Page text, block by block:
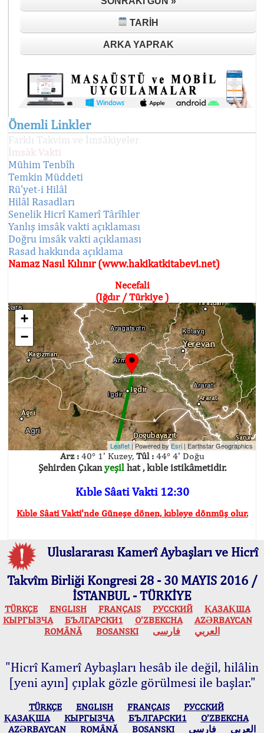
TARIH
ARKA YAPRAK
Önemli Linkler
Farklı Takvim ve İmsâkiyeler
İmsâk Vakti
Mühim Tenbîh
Temkin Müddeti
Rü'yet-i Hilâl
Hilâl Rasadları
Senelik Hicrî Kamerî Târîhler
Yanlış imsâk vakti açıklaması
Doğru imsâk vakti açıklaması
Rasad hakkında açıklama
Namaz Nasıl Kılınır (www.hakikatkitabevi.net)
Necefali
(Iğdır / Türkiye )
+
−
Leaflet | Powered byEsri | Earthstar Geographics
Arz :40° 1' Kuzey, Tûl :44° 4' Doğu
Şehirden Çıkanyeşilhat , kıble istikâmetidir.
Kıble Sâati Vakti 12:30
Kıble Sâati Vakti'nde Güneşe dönen, kıbleye dönmüş olur.
Uluslararası Kamerî Aybaşları ve Hicrî
Takvîm Birliği Kongresi 28 - 30 MAYIS 2016 /
İSTANBUL - TÜRKİYE
TÜRKÇE ENGLISH FRANÇAIS РУССКИЙ
ҚАЗАҚША
КЫPГЫЗЧA
БЪЛГАРСКИ1 O’ZBEKCHA
AZӘRBAYCAN
ROMÂNĂ
BOSANSKI العربي فارسی
"Hicrî Kamerî Aybaşları hesâb ile değil, hilâlin
[yeni ayın] çıplak gözle görülmesi ile başlar."
TÜRKÇE ENGLISH FRANÇAIS
РУССКИЙ
ҚАЗАҚША
КЫPГЫЗЧA БЪЛГАРСКИ1
O’ZBEKCHA
AZӘRBAYCAN
ROMÂNĂ BOSANSKI العربي فارسی